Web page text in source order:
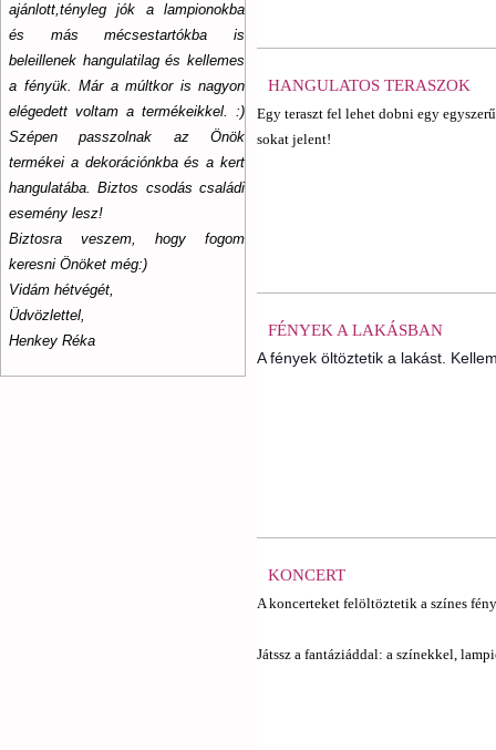
ajánlott,tényleg jók a lampionokba
és más mécsestartókba is
beleillenek hangulatilag és kellemes
a fényük. Már a múltkor is nagyon
elégedett voltam a termékeikkel. :)
Szépen passzolnak az Önök
termékei a dekorációnkba és a kert
hangulatába. Biztos csodás családi
esemény lesz!
Biztosra veszem, hogy fogom
keresni Önöket még:)
Vidám hétvégét,
Üdvözlettel,
Henkey Réka
HANGULATOS TERASZOK
Egy teraszt fel lehet dobni egy
sokat jelent!
FÉNYEK A LAKÁSBAN
A fények öltöztetik a lakást.
KONCERT
A koncerteket felöltöztetik a színes
Játssz a fantáziáddal: a színekkel,